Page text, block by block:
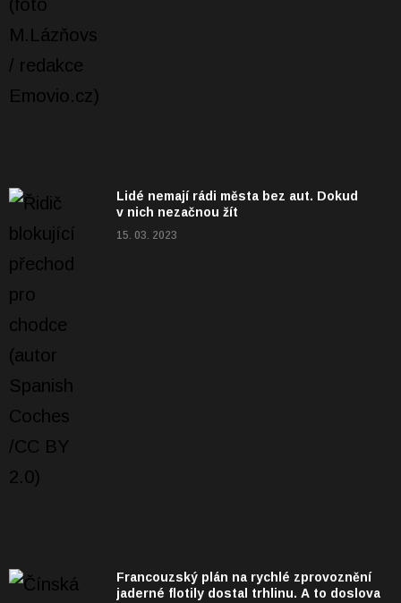
Lidé nemají rádi města bez aut. Dokud
v nich nezačnou žít
15. 03. 2023
Francouzský plán na rychlé zprovoznění
jaderné flotily dostal trhlinu. A to doslova